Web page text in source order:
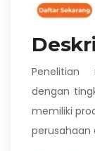
Penelitian
dengan
memiliki
perusahaan